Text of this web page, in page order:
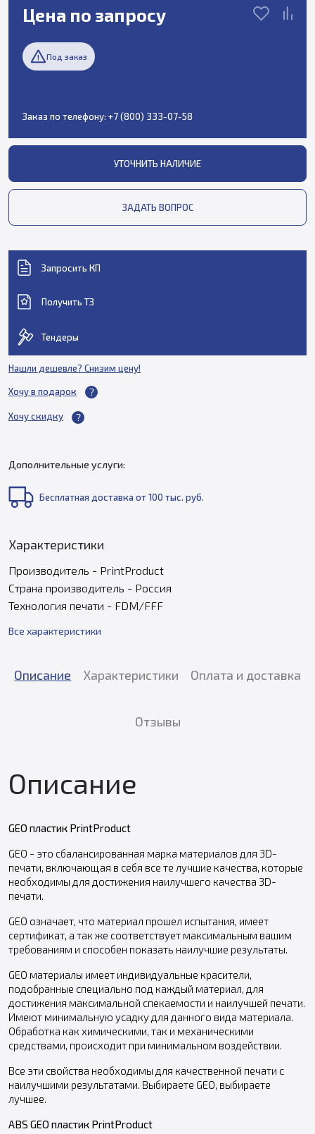
Цена по запросу
Под заказ
Заказ по телефону: +7 (800) 333-07-58
УТОЧНИТЬ НАЛИЧИЕ
ЗАДАТЬ ВОПРОС
Запросить КП
Получить ТЗ
Тендеры
Нашли дешевле? Снизим цену!
Хочу в подарок
Хочу скидку
Дополнительные услуги:
Бесплатная доставка от 100 тыс. руб.
Характеристики
Производитель - PrintProduct
Страна производитель - Россия
Технология печати - FDM/FFF
Все характеристики
Описание Характеристики Оплата и доставка
Отзывы
Описание
GEO пластик PrintProduct
GEO - это сбалансированная марка материалов для 3D-
печати, включающая в себя все те лучшие качества, которые
необходимы для достижения наилучшего качества 3D-
печати.
GEO означает, что материал прошел испытания, имеет
сертификат, а так же соответствует максимальным вашим
требованиям и способен показать наилучшие результаты.
GEO материалы имеет индивидуальные красители,
подобранные специально под каждый материал, для
достижения максимальной спекаемости и наилучшей печати.
Имеют минимальную усадку для данного вида материала.
Обработка как химическими, так и механическими
средствами, происходит при минимальном воздействии.
Все эти свойства необходимы для качественной печати с
наилучшими результатами. Выбираете GEO, выбираете
лучшее.
ABS GEO пластик PrintProduct